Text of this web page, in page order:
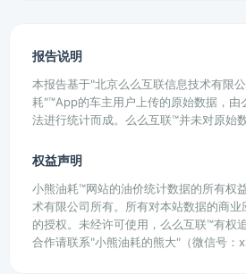
报告说明
本报告基于"北京么么互联信息技术有限
耗"™App的车主用户上传的原始数据，由
法进行统计而成。么么互联™并未对原始
权益声明
小熊油耗™网站的油价统计数据的所有权
术有限公司所有。所有对本站数据的商
的授权。未经许可使用，么么互联™有权
合作请联系"小熊油耗的熊大"（微信号：